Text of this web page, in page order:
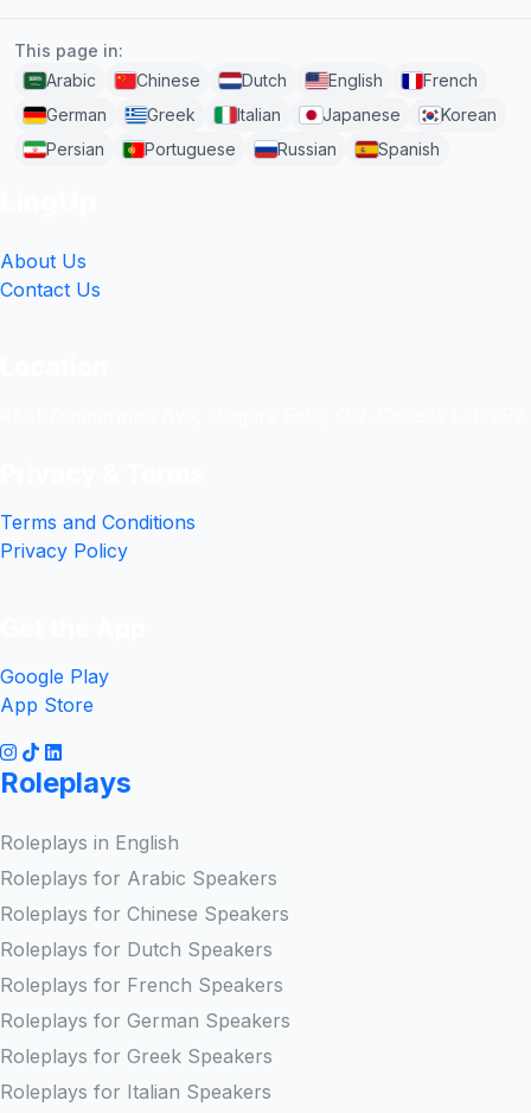
This page in:
Arabic
Chinese Dutch English
French
German
Greek Italian Japanese
Korean
Persian
Portuguese Russian Spanish
About Us
Contact Us
Terms and Conditions
Privacy Policy
Google Play
App Store
Roleplays
Roleplays in English
Roleplays for Arabic Speakers
Roleplays for Chinese Speakers
Roleplays for Dutch Speakers
Roleplays for French Speakers
Roleplays for German Speakers
Roleplays for Greek Speakers
Roleplays for Italian Speakers